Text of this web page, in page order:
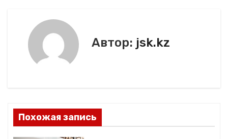
k
и
я
Автор: jsk.kz
Похожая запись